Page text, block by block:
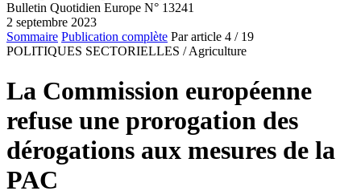
Bulletin Quotidien Europe N° 13241
2 septembre 2023
Sommaire Publication complète Par article 4 / 19
POLITIQUES SECTORIELLES / Agriculture
La Commission européenne
refuse une prorogation des
dérogations aux mesures de la
PAC